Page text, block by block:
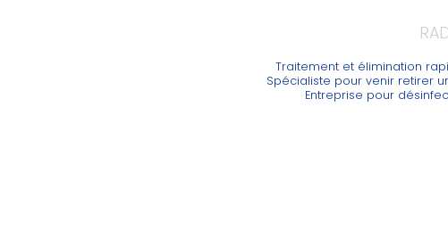
Traitement et élimination
Spécialiste pour venir retirer
Entreprise pour